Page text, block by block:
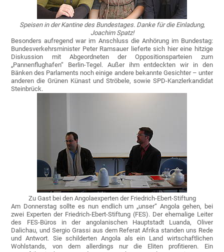
Speisen in der Kantine des Bundestages. Danke für die Einladung,
Joachim Spatz!
Besonders aufregend war im Anschluss die Anhörung im Bundestag:
Bundesverkehrsminister Peter Ramsauer lieferte sich hier eine hitzige
Diskussion mit Abgeordneten der Oppositionsparteien zum
„Pannenflughafen“ Berlin-Tegel. Außer ihm entdeckten wir in den
Bänken des Parlaments noch einige andere bekannte Gesichter – unter
anderen die Grünen Künast und Ströbele, sowie SPD-Kanzlerkandidat
Steinbrück.
Zu Gast bei den Angolaexperten der Friedrich-Ebert-Stiftung
Am Donnerstag sollte es nun endlich um „unser“ Angola gehen, bei
zwei Experten der Friedrich-Ebert-Stiftung (FES). Der ehemalige Leiter
des FES-Büros in der angolanischen Hauptstadt Luanda, Oliver
Dalichau, und Sergio Grassi aus dem Referat Afrika standen uns Rede
und Antwort. Sie schilderten Angola als ein Land wirtschaftlichen
Wohlstands, von dem allerdings nur die Eliten profitieren. Ein